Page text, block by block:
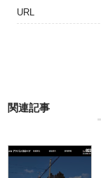
URL
関連記事